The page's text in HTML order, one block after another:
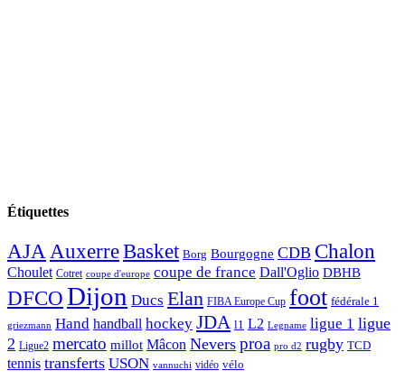
Étiquettes
AJAAuxerreBasket Borg Bourgogne CDB Chalon
Choulet Cotret coupe d'europe coupe de france Dall'Oglio DBHB
DFCODijon Ducs Elan FIBA Europe Cup foot fédérale 1
griezmann Hand handball hockey JDA l1 L2 Legname ligue 1 ligue
2 Ligue2 mercato millot Mâcon Nevers proa pro d2 rugby TCD
tennis transferts USON vannuchi vidéo vélo